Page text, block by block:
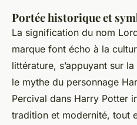
Portée historique et
La signification du nom
marque font écho à la
littérature, s’appuyant sur la
le mythe du personnage
Percival dans Harry Potter
tradition et modernité, tout